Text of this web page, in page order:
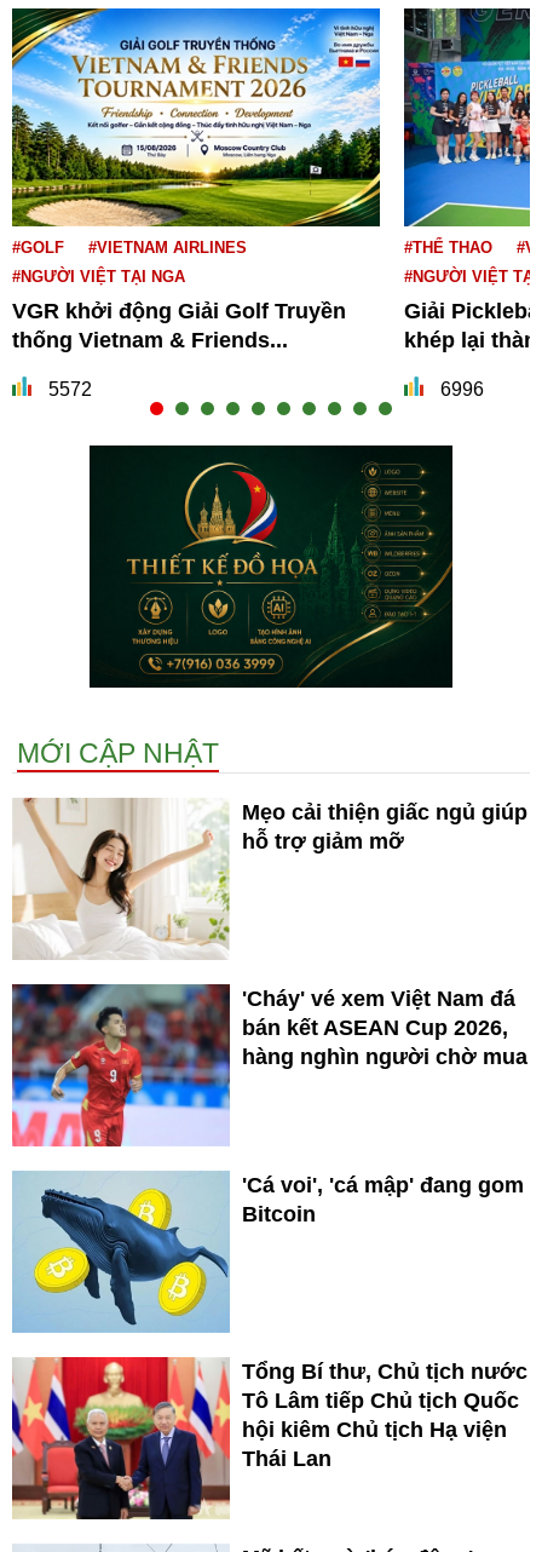
#GOLF
#VIETNAM AIRLINES
#NGƯỜI VIỆT TẠI NGA
VGR khởi động Giải Golf Truyền
thống Vietnam & Friends...
5572
#THỂ THAO
#NGƯỜI VIỆT TẠI
Giải
khép lại
6996
MỚI CẬP NHẬT
Mẹo cải thiện giấc ngủ giúp
hỗ trợ giảm mỡ
'Cháy' vé xem Việt Nam đá
bán kết ASEAN Cup 2026,
hàng nghìn người chờ mua
'Cá voi', 'cá mập' đang gom
Bitcoin
Tổng Bí thư, Chủ tịch nước
Tô Lâm tiếp Chủ tịch Quốc
hội kiêm Chủ tịch Hạ viện
Thái Lan